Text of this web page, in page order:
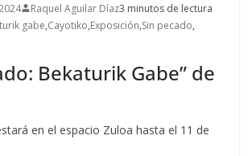
Raquel Aguilar Díaz3 minutos de lectura
gabe,Cayotiko,Exposición,Sin pecado,
Bekaturik Gabe” de
en el espacio Zuloa hasta el 11 de